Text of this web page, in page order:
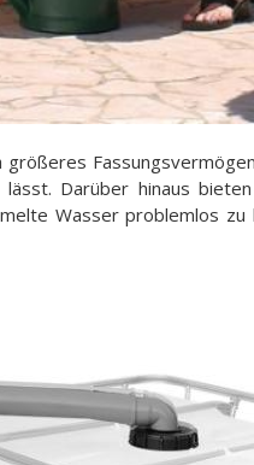
größeres
Darüber hinaus
Wasser problemlos